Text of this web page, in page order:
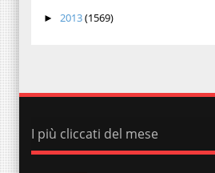
► 2013(1569)
I più cliccati del mese